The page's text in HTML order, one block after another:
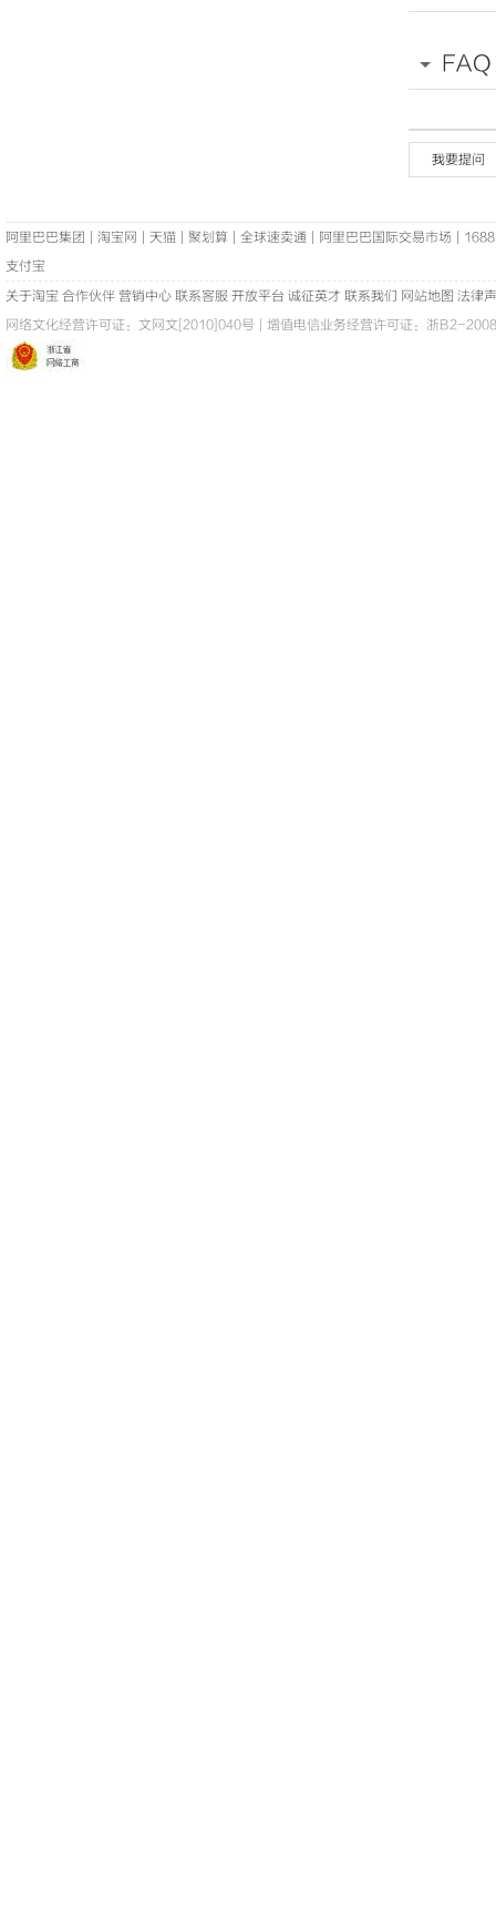
FAQ
我要提问
阿里巴巴集团 淘宝网 天猫 聚划算 全球速卖通 阿里巴巴国际交易市场
1688
支付宝
关于淘宝 合作伙伴 营销中心 联系客服 开放平台 诚征英才 联系我们 网站地图 法律
网络文化经营许可证： 文网文[2010]040号 增值电信业务经营许可证：浙B2-